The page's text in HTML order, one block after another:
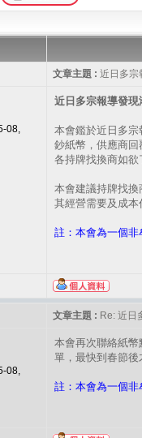
文章主題 : 近日多宗
08,
近日多宗報導發
本會鑑於近日多
鈔紙幣，供應商回
各持牌找換商如欲
本會建議持牌找
其經營需要及成本
註：本會為一個非
文章主題 : Re: 近日
08,
本會再次聯絡紙
單，最快到春節後
註：本會為一個非